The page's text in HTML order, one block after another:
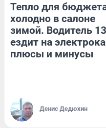
Тепло для
холодно в салоне
зимой. Водитель
ездит на
плюсы и минусы
Денис Дедюхин